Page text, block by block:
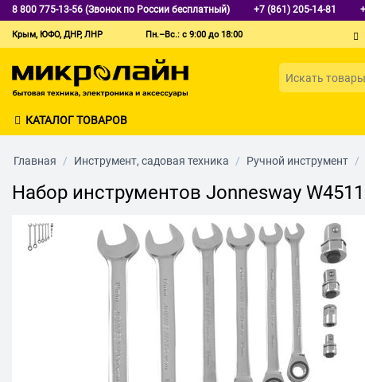
8 800 775-13-56 (Звонок по России бесплатный) +7 (861) 205-14-81
Крым, ЮФО, ДНР, ЛНР Пн.–Вс.: с 9:00 до 18:00
КАТАЛОГ ТОВАРОВ
Главная / Инструмент, садовая техника / Ручной инструмент /
Набор инструментов Jonnesway